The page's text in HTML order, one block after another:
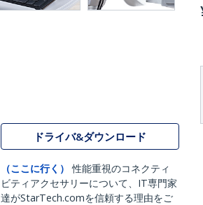
ドライバ&ダウンロード
（ここに行く）
性能重視のコネクティ
ビティアクセサリーについて、IT専門家
達がStarTech.comを信頼する理由をご